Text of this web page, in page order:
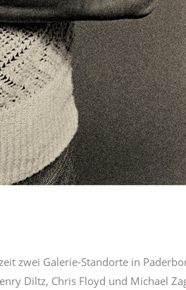
zwei Galerie-Standorte in
Diltz, Chris Floyd und Michael